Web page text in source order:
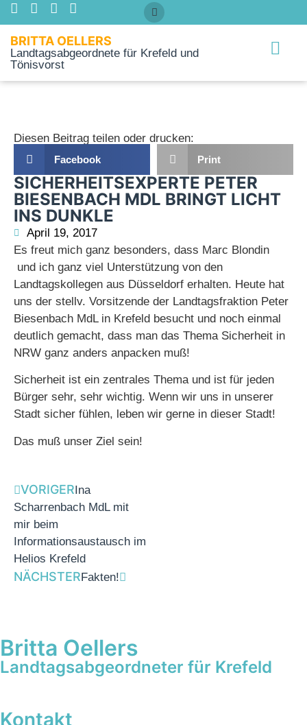
BRITTA OELLERS
Landtagsabgeordnete für Krefeld und
Tönisvorst
SICHERHEITSEXPERTE PETER
BIESENBACH MDL BRINGT LICHT
INS DUNKLE
April 19, 2017
Es freut mich ganz besonders, dass Marc Blondin
und ich ganz viel Unterstützung von den
Landtagskollegen aus Düsseldorf erhalten. Heute hat
uns der stellv. Vorsitzende der Landtagsfraktion Peter
Biesenbach MdL in Krefeld besucht und noch einmal
deutlich gemacht, dass man das Thema Sicherheit in
NRW ganz anders anpacken muß!
Sicherheit ist ein zentrales Thema und ist für jeden
Bürger sehr, sehr wichtig. Wenn wir uns in unserer
Stadt sicher fühlen, leben wir gerne in dieser Stadt!
Das muß unser Ziel sein!
Diesen Beitrag teilen oder drucken:
Facebook Print
VORIGER Ina
Scharrenbach MdL mit
mir beim
Informationsaustausch im
Helios Krefeld
NÄCHSTER Fakten!
Britta Oellers
Landtagsabgeordneter für Krefeld
Kontakt